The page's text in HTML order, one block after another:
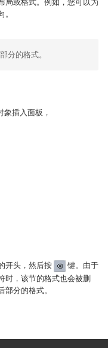
分的格式。
象插入面板，
开头，然后按
键。由于
时，该节的格式也会被删
分的格式。